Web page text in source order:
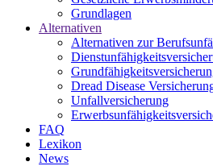
Grundlagen
Alternativen
Alternativen zur
Dread Disease
Unfallversicherung
FAQ
Lexikon
News